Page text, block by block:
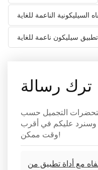
السيليكونية الناعمة للغاية
سيليكون ناعمة للغاية
ترك رسالة
التجميل حسب
وسنرد عليكم في أقرب
وقت ممكن!
مع أداة تطبيق من